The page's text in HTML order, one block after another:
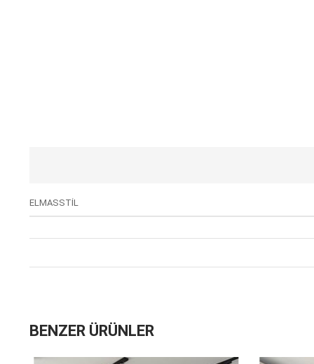
ELMASSTİL
BENZER ÜRÜNLER